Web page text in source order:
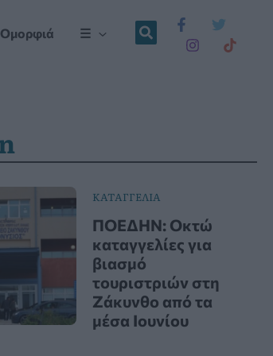
Ομορφιά ☰
ΚΑΤΑΓΓΕΛΙΑ
ΠΟΕΔΗΝ: Οκτώ
καταγγελίες για
βιασμό
τουριστριών στη
Ζάκυνθο από τα
μέσα Ιουνίου